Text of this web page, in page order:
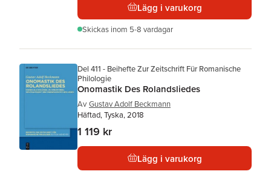
Lägg i varukorg
Skickas inom 5-8 vardagar
Del 411 - Beihefte Zur Zeitschrift Für Romanische
Philologie
Onomastik Des Rolandsliedes
Av Gustav Adolf Beckmann
Häftad, Tyska, 2018
1 119 kr
Lägg i varukorg